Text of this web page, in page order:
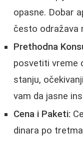
opasne. Dobar
često odražava
Prethodna
posvetiti vreme
stanju,
vam da jasne
Cena i Paketi:
dinara po